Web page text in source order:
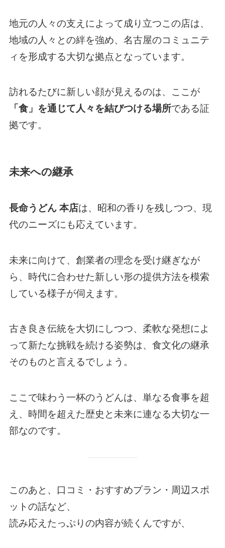
地元の人々の支えによって成り立つこの店は、
地域の人々との絆を強め、名古屋のコミュニテ
ィを形成する大切な拠点となっています。
訪れるたびに新しい顔が見えるのは、ここが
「食」を通じて人々を結びつける場所である証
拠です。
未来への継承
長命うどん 本店は、昭和の香りを残しつつ、現
代のニーズにも応えています。
未来に向けて、創業者の理念を受け継ぎなが
ら、時代に合わせた新しい形の提供方法を模索
している様子が伺えます。
古き良き伝統を大切にしつつ、柔軟な発想によ
って新たな挑戦を続ける姿勢は、食文化の継承
そのものと言えるでしょう。
ここで味わう一杯のうどんは、単なる食事を超
え、時間を超えた歴史と未来に連なる大切な一
部なのです。
このあと、口コミ・おすすめプラン・周辺スポ
ットの話など、
読み応えたっぷりの内容が続くんですが、